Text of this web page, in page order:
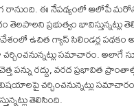
రానుంది. ఈ నేపథ్యంలో ఆలోపే
ప్రభుత్వం
ఉచిత గ్యాస్ సిలిండర్ల
సమాచారం. అలాగే
పన్ను రద్దు, వరద ప్రభావిత
చర్చించనున్నట్లు
తెలిసింది.